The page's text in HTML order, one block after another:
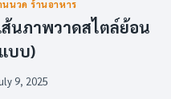
นนวด ร้านอาหาร
นภาพวาดสไตล์ย้อน
บบ)
9, 2025